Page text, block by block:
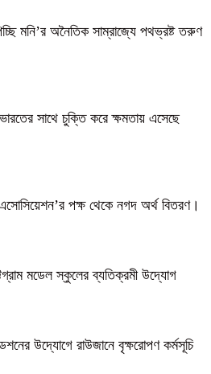
মনি’র অনৈতিক সাম্রাজ্যে পথভ্রষ্ট তরুণ
সাথে চুক্তি করে ক্ষমতায় এসেছে
পক্ষ থেকে নগদ অর্থ বিতরণ।
মডেল স্কুলের ব্যতিক্রমী উদ্যোগ
উদ্যোগে রাউজানে বৃক্ষরোপণ কর্মসূচি